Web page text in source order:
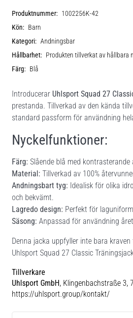
Produktnummer: 1002256K-42
Kön: Barn
Kategori: Andningsbar
Hållbarhet: Produkten tillverkat av hållbara
Färg: Blå
Introducerar Uhlsport Squad 27
prestanda. Tillverkad av den kända
standard passform för användning
Nyckelfunktioner:
Färg: Slående blå med
Material: Tillverkad av 100%
Andningsbart tyg: Idealisk för olika
och bekvämt.
Lagredo design: Perfekt för
Säsong: Anpassad för användning
Denna jacka uppfyller inte bara
Uhlsport Squad 27 Classic
Tillverkare
Uhlsport GmbH, Klingenbachstraße 3,
https://uhlsport.group/kontakt/